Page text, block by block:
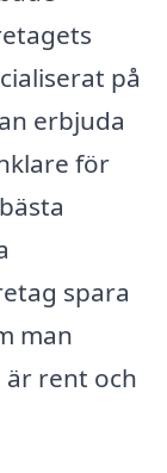
på
erbjuda
för
spara
man
rent och